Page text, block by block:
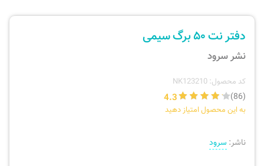
نی، فلوت، سازهای بادی
ارسال سفارش
دفتر نت ۵۰ برگ سیمی
نشر سرود
کد محصول: NK123210
(86)
4.3
به این محصول امتیاز دهید
ناشر: سرود